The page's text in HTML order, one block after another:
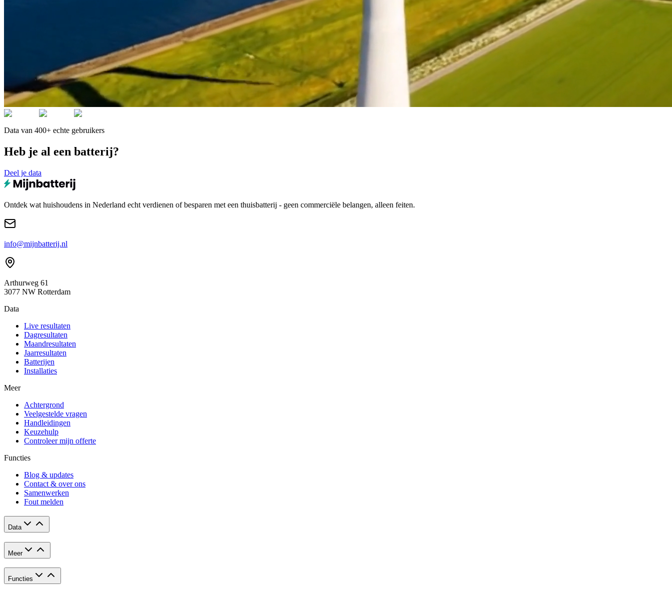
Data van 400+ echte gebruikers
Heb je al een batterij?
Deel je data
Ontdek wat huishoudens in Nederland echt verdienen of besparen met een thuisbatterij - geen commerciële belangen, alleen feiten.
info@mijnbatterij.nl
Arthurweg 61
3077 NW Rotterdam
Data
Live resultaten
Dagresultaten
Maandresultaten
Jaarresultaten
Batterijen
Installaties
Meer
Achtergrond
Veelgestelde vragen
Handleidingen
Keuzehulp
Controleer mijn offerte
Functies
Blog & updates
Contact & over ons
Samenwerken
Fout melden
Data
Meer
Functies